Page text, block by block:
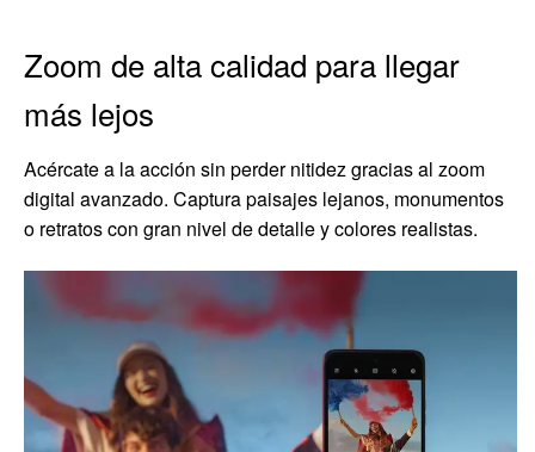
Zoom de alta calidad para llegar
más lejos
Acércate a la acción sin perder nitidez gracias al zoom
digital avanzado. Captura paisajes lejanos, monumentos
o retratos con gran nivel de detalle y colores realistas.